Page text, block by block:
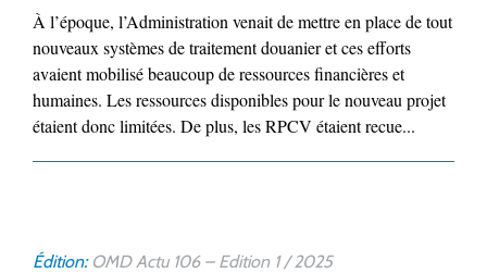
À l’époque, l’Administration venait de mettre en place de tout
nouveaux systèmes de traitement douanier et ces efforts
avaient mobilisé beaucoup de ressources financières et
humaines. Les ressources disponibles pour le nouveau projet
étaient donc limitées. De plus, les RPCV étaient recue...
Édition: OMD Actu 106 – Edition 1 / 2025